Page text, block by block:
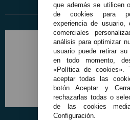
que además se utilicen
de cookies para
experiencia de usuario,
comerciales
análisis para optimizar
usuario puede retirar su
en todo momento,
«Política de cookies».
aceptar todas las
botón Aceptar y
rechazarlas todas o
de las cookies
Configuración.